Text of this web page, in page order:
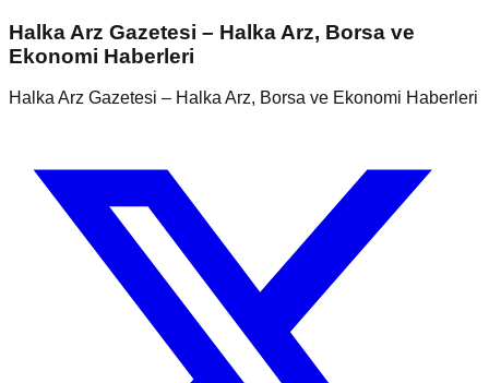
Halka Arz Gazetesi – Halka Arz, Borsa ve
Ekonomi Haberleri
Halka Arz Gazetesi – Halka Arz, Borsa ve Ekonomi Haberleri